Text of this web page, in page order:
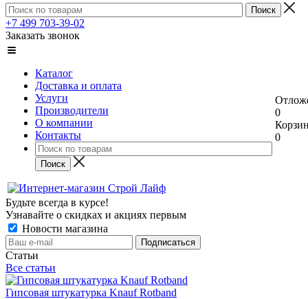
+7 499 703-39-02
Заказать звонок
Каталог
Доставка и оплата
Услуги
Производители
О компании
Контакты
0
0
Будьте всегда в курсе!
Узнавайте о скидках и акциях первым
Новости магазина
Статьи
Все статьи
Гипсовая штукатурка Knauf Rotband